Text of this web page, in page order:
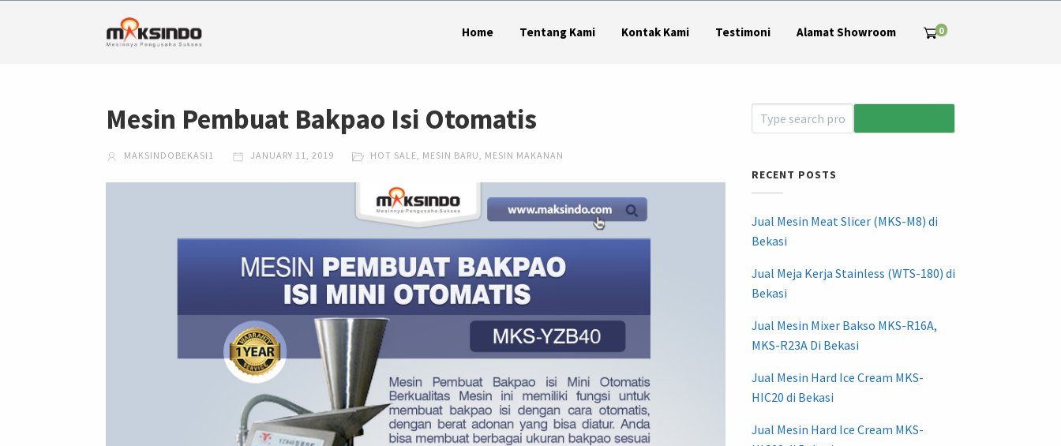
Home Tentang Kami Kontak Kami Testimoni Alamat Showroom 0
Mesin Pembuat Bakpao Isi Otomatis
MAKSINDOBEKASI1 JANUARY 11, 2019 HOT SALE, MESIN BARU, MESIN MAKANAN
RECENT POSTS
Jual Mesin Meat Slicer (MKS-M8) di
Bekasi
Jual Meja Kerja Stainless (WTS-180) di
Bekasi
Jual Mesin Mixer Bakso MKS-R16A,
MKS-R23A Di Bekasi
Jual Mesin Hard Ice Cream MKS-
HIC20 di Bekasi
Jual Mesin Hard Ice Cream MKS-